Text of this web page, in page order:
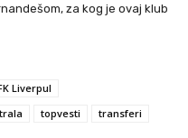
za kog je ovaj klub
Liverpul
topvesti transferi